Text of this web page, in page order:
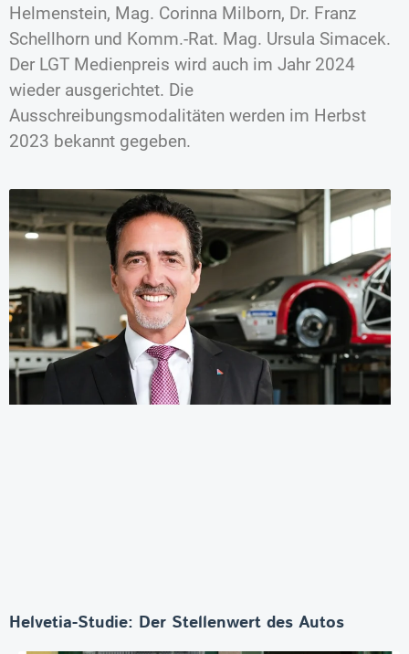
Helmenstein, Mag. Corinna Milborn, Dr. Franz
Schellhorn und Komm.-Rat. Mag. Ursula Simacek.
Der LGT Medienpreis wird auch im Jahr 2024
wieder ausgerichtet. Die
Ausschreibungsmodalitäten werden im Herbst
2023 bekannt gegeben.
Helvetia-Studie: Der Stellenwert des Autos